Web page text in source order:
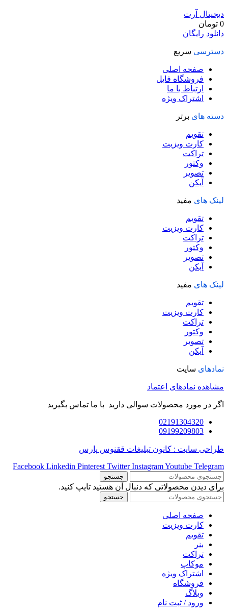
دیجیتال آرت
0 تومان
دانلود رایگان
دسترسی سریع
صفحه اصلی
فروشگاه فایل
ارتباط با ما
اشتراک ویژه
دسته های برتر
تقویم
کارت ویزیت
تراکت
وکتور
تصویر
آیکن
لینک های مفید
تقویم
کارت ویزیت
تراکت
وکتور
تصویر
آیکن
لینک های مفید
تقویم
کارت ویزیت
تراکت
وکتور
تصویر
آیکن
نمادهای سایت
مشاهده نمادهای اعتماد
اگر در مورد محصولات سوالی دارید با ما تماس بگیرید
02191304320
09199209803
طراحی سایت : کانون تبلیغات ققنوس پارس
Facebook Linkedin Pinterest Twitter InstagramYoutube Telegram
جستجو
برای دیدن محصولاتی که دنبال آن هستید تایپ کنید.
جستجو
صفحه اصلی
کارت ویزیت
تقویم
بنر
تراکت
موکاپ
اشتراک ویژه
فروشگاه
وبلاگ
ورود / ثبت نام